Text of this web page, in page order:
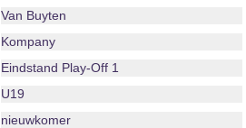
Van Buyten
Kompany
Eindstand Play-Off 1
U19
nieuwkomer